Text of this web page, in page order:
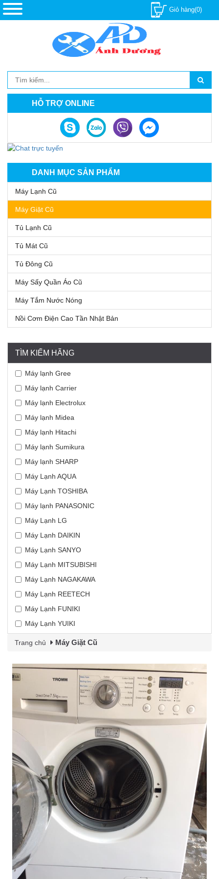
Giỏ hàng(0)
HỖ TRỢ ONLINE
DANH MỤC SẢN PHẨM
Máy Lạnh Cũ
Máy Giặt Cũ
Tủ Lạnh Cũ
Tủ Mát Cũ
Tủ Đông Cũ
Máy Sấy Quần Áo Cũ
Máy Tắm Nước Nóng
Nồi Cơm Điện Cao Tần Nhật Bản
TÌM KIẾM HÃNG
Máy lạnh Gree
Máy lạnh Carrier
Máy lạnh Electrolux
Máy lạnh Midea
Máy lạnh Hitachi
Máy lạnh Sumikura
Máy lạnh SHARP
Máy Lạnh AQUA
Máy Lạnh TOSHIBA
Máy lạnh PANASONIC
Máy Lạnh LG
Máy Lạnh DAIKIN
Máy Lạnh SANYO
Máy Lạnh MITSUBISHI
Máy Lạnh NAGAKAWA
Máy Lạnh REETECH
Máy Lạnh FUNIKI
Máy Lạnh YUIKI
Trang chủ Máy Giặt Cũ